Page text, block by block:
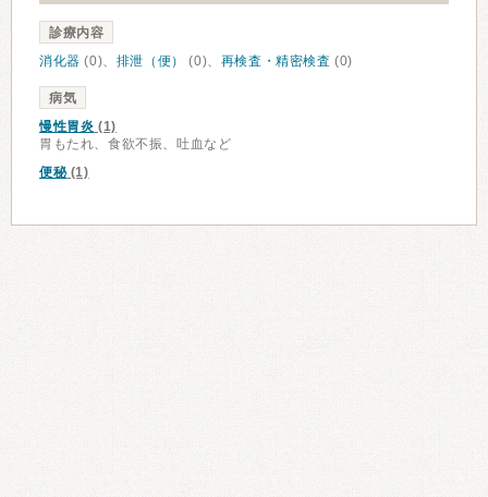
診療内容
消化器 (0)、 排泄（便） (0)、 再検査・精密検査 (0)
病気
慢性胃炎 (1)
胃もたれ、食欲不振、吐血など
便秘(1)